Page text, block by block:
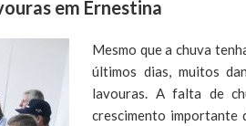
em Ernestina
Mesmo que a chuva
últimos dias, muitos
lavouras. A falta de
crescimento importante